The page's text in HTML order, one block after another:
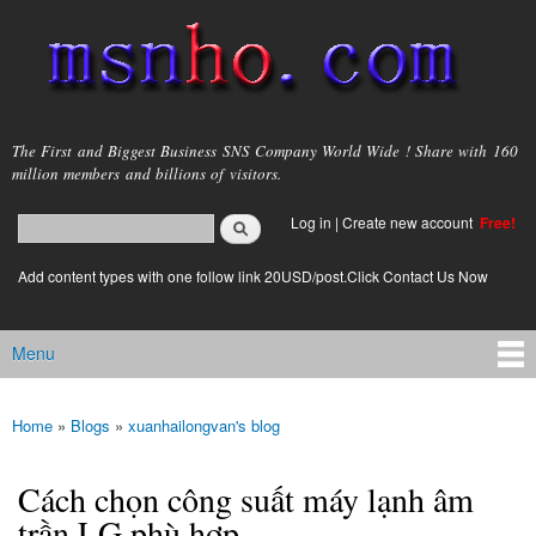
main
content
msnho.com
The First and Biggest Business SNS Company World Wide ! Share with 160
million members and billions of visitors.
Search form
login link
Log in | Create new account Free!
Add content types with one follow link 20USD/post.Click Contact Us Now
Main menu
Menu
You are here
Home » Blogs » xuanhailongvan's blog
Cách chọn công suất máy lạnh âm